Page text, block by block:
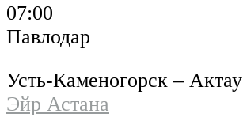
07:00
Павлодар
Усть-Каменогорск – Актау
Эйр Астана